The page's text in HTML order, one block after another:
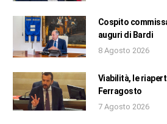
Cospito
auguri di Bardi
8 Agosto 2026
Viabilità, le
Ferragosto
7 Agosto 2026